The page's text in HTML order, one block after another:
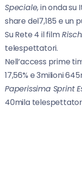
Speciale, in onda su
share del7,185 e un
Su Rete 4 il film
telespettatori.
Nell’access prime
17,56% e 3milioni
Paperissima Sprint
40mila